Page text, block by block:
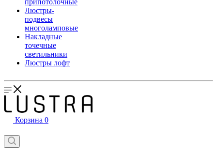
припотолочные
Люстры-
подвесы
многоламповые
Накладные
точечные
светильники
Люстры лофт
Корзина 0